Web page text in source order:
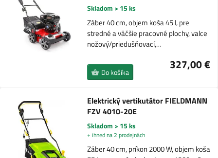
Skladom > 15 ks
Záber 40 cm, objem koša 45 l, pre
stredné a väčšie pracovné plochy, valce
nožový/priedušňovací,…
327,00 €
Do košíka
Elektrický vertikutátor FIELDMANN
FZV 4010-20E
Skladom > 15 ks
+ ihned na 2 prodejnách
Záber 40 cm, príkon 2000 W, objem koša